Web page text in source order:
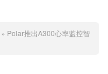
» Polar推出A300心率监控智